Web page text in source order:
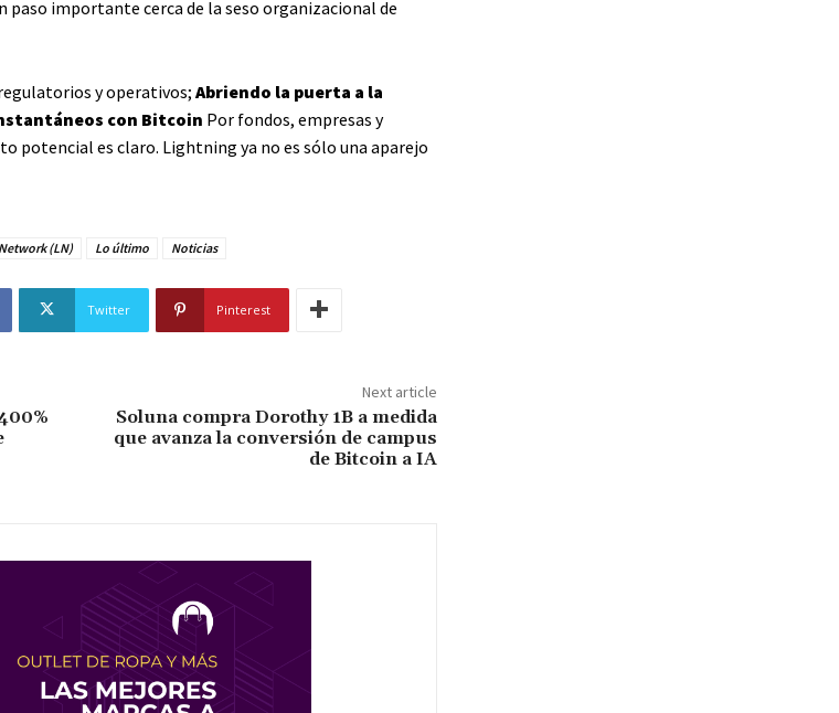
importante cerca de la seso organizacional de
y operativos; Abriendo la puerta a la
con Bitcoin Por fondos, empresas y
potencial es claro. Lightning ya no es sólo una aparejo
(LN) Lo último Noticias
Twitter Pinterest
Next article
Soluna compra Dorothy 1B a medida
que avanza la conversión de campus
de Bitcoin a IA